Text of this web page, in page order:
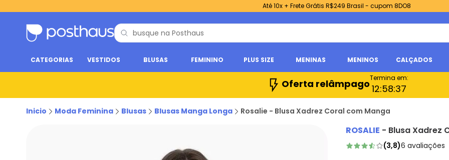
Até 10x + Frete Grátis R$249 Brasil - cupom 8DO8
CATEGORIAS VESTIDOS BLUSAS FEMININO PLUS SIZE MENINAS MENINOS CALÇADOS
Oferta relâmpagoTermina em:
12:58:36
Inicio Moda Feminina Blusas Blusas Manga Longa Rosalie - Blusa Xadrez Coral com Manga
ROSALIE - Blusa Xadrez
(3,8)6 avaliações